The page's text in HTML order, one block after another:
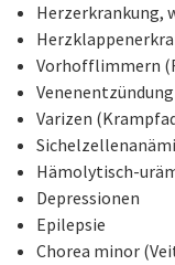
Herzerkrankung,
Vorhofflimmern
Venenentzündung
Varizen
Hämolytisch-
Depressionen
Epilepsie
Chorea minor